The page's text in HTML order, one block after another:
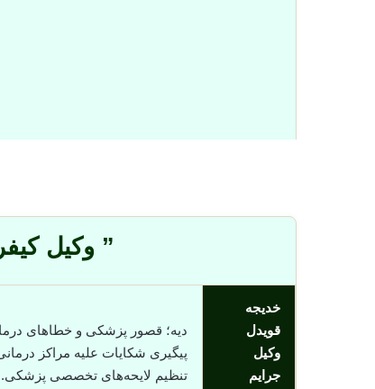
” وکیل
خدیجه
قویدل
وکیل
جرایم
دیه؛ قصور پزشکی و خطاهای
پیگیری شکایات علیه مراکز
تنظیم لایحه‌های تخصصی پزشکی.